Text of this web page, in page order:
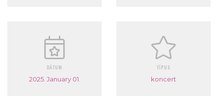
DÁTUM
2025. January 01.
TÍPUS
koncert